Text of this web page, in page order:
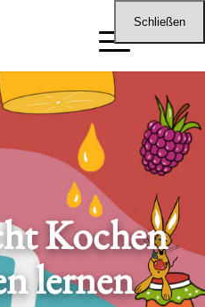
Kochen
lernen
Schließen